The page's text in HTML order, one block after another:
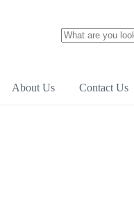
About Us Contact Us